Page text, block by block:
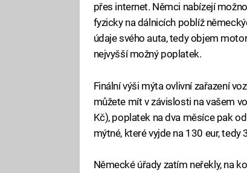
přes internet. Němci nabízejí
fyzicky na dálnicích poblíž
údaje svého auta, tedy objem
nejvyšší možný poplatek.
Finální výši mýta ovlivní zařazení
můžete mít v závislosti na vašem
Kč), poplatek na dva měsíce pak
mýtné, které vyjde na 130 eur, tedy
Německé úřady zatím neřekly, na